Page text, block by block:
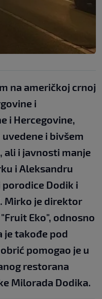
na američkoj crnoj
i
i Hercegovine,
i bivšem
i javnosti manje
i Aleksandru
Dodik i
Mirko je direktor
Eko", odnosno
je takođe pod
pomogao je u
restorana
Milorada Dodika.